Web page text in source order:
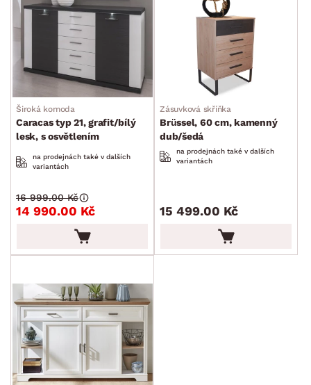
Široká komoda
Caracas typ 21, grafit/bílý
lesk, s osvětlením
na prodejnách také v dalších
variantách
14 990.00 Kč
16 999.00 Kč
Zásuvková skříňka
Brüssel, 60 cm, kamenný
dub/šedá
na prodejnách také v dalších
variantách
15 499.00 Kč